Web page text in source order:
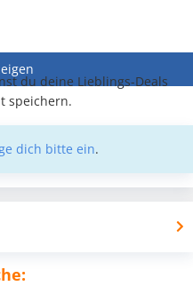
du deine Lieblings-Deals
speichern.
dich bitte ein.